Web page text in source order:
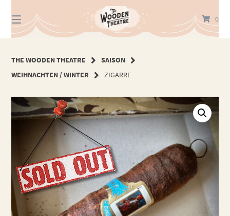
zum
Inhalt
0
THE WOODEN THEATRE
SAISON
WEIHNACHTEN / WINTER
ZIGARRE